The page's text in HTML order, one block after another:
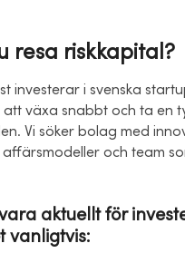
resa riskkapital?
investerar i svenska
växa snabbt och ta en
Vi söker bolag med
och team
aktuellt för
vanligtvis: